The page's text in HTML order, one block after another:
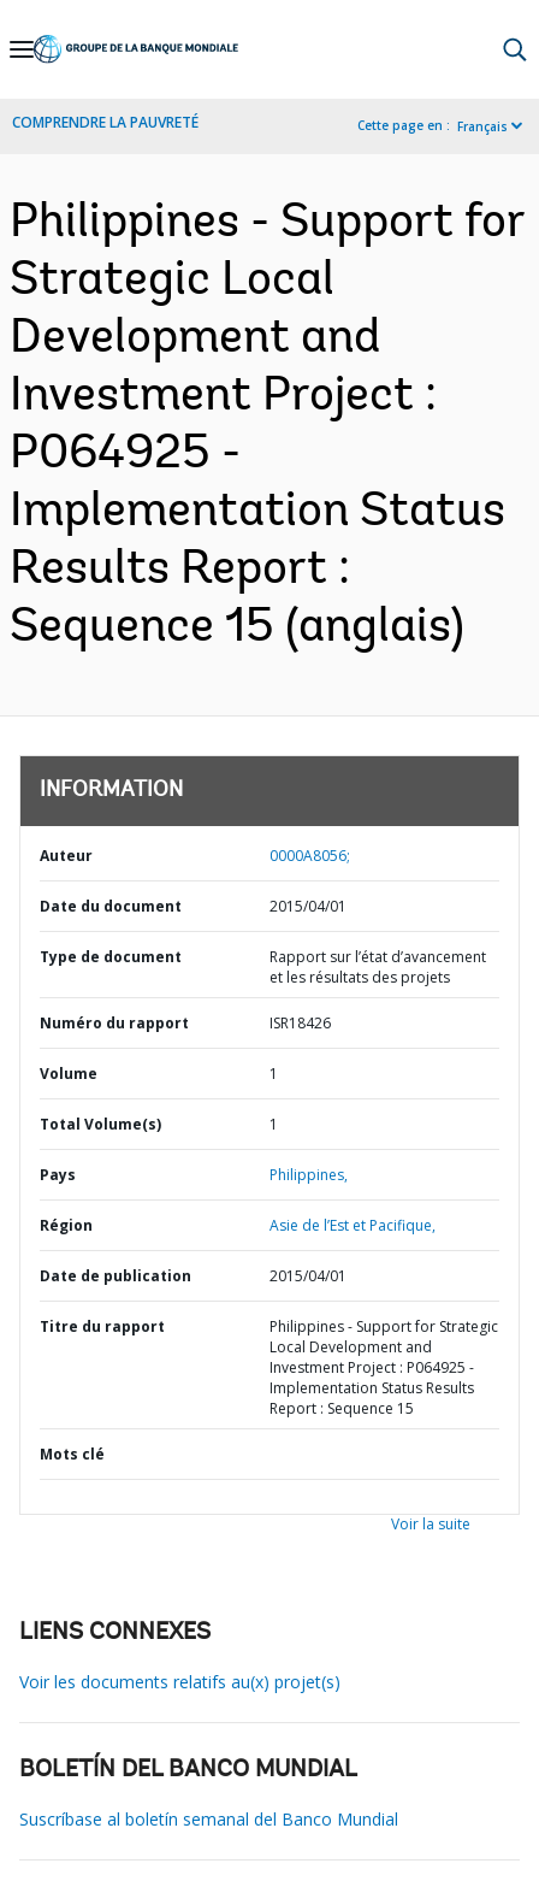
Skip
Navigation
COMPRENDRE LA PAUVRETÉ Cette page en : Français
Philippines - Support for
Strategic Local
Development and
Investment Project :
P064925 -
Implementation Status
Results Report :
Sequence 15 (anglais)
INFORMATION
Auteur 0000A8056;
Date du document 2015/04/01
Type de document
Rapport sur l’état d’avancement
et les résultats des projets
Numéro du rapport ISR18426
Volume 1
Total Volume(s) 1
Pays Philippines,
Région Asie de l’Est et Pacifique,
Date de publication 2015/04/01
Titre du rapport
Philippines - Support for Strategic
Local Development and
Investment Project : P064925 -
Implementation Status Results
Report : Sequence 15
Mots clé
Voir la suite
LIENS CONNEXES
Voir les documents relatifs au(x) projet(s)
BOLETÍN DEL BANCO MUNDIAL
Suscríbase al boletín semanal del Banco Mundial